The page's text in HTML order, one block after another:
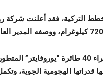
الذي يبلغ طوله 10 أمتار ويصل وزنه إلى
بينما استطاعت تركيا أخيرا حسم صفقة